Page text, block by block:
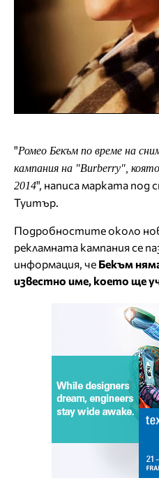
"Ромео Бекъм по време на
кампания на "Burberry",
2014", написа марката под
Туитър.
Подробностите около
рекламната кампания се
информация, че Бекъм
известно име, което ще